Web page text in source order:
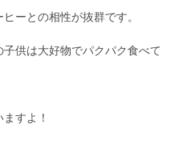
ーとの相性が抜群です。
供は大好物でパクパク食べて
すよ！